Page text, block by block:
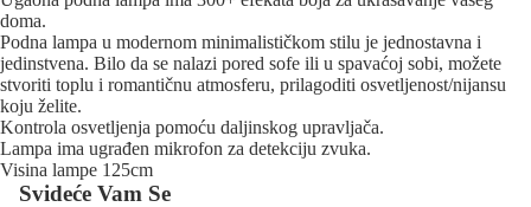
doma.
Podna lampa u modernom minimalističkom stilu je jednostavna i
jedinstvena. Bilo da se nalazi pored sofe ili u spavaćoj sobi, možete
stvoriti toplu i romantičnu atmosferu, prilagoditi osvetljenost/nijansu
koju želite.
Kontrola osvetljenja pomoću daljinskog upravljača.
Lampa ima ugrađen mikrofon za detekciju zvuka.
Visina lampe 125cm
Svideće Vam Se